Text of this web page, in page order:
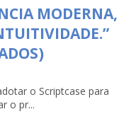
MODERNA,
o Scriptcase para
o pr...